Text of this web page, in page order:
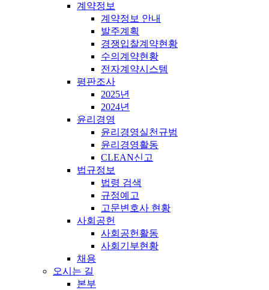
계약정보
계약정보 안내
발주계획
경쟁입찰계약현황
수의계약현황
전자계약시스템
평판조사
2025년
2024년
윤리경영
윤리경영실천규범
윤리경영활동
CLEAN신고
법규정보
법령 검색
규정예고
고문변호사 현황
사회공헌
사회공헌활동
사회기부현황
채용
오시는 길
본부